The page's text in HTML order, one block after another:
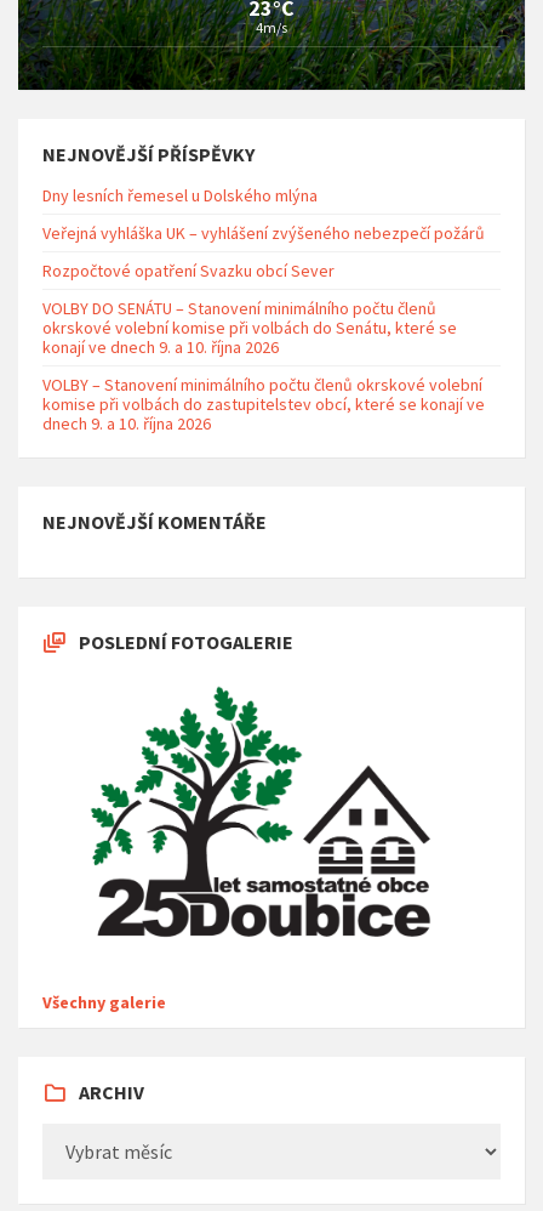
23°C
4m/s
NEJNOVĚJŠÍ PŘÍSPĚVKY
Dny lesních řemesel u Dolského mlýna
Veřejná vyhláška UK – vyhlášení zvýšeného nebezpečí požárů
Rozpočtové opatření Svazku obcí Sever
VOLBY DO SENÁTU – Stanovení minimálního počtu členů
okrskové volební komise při volbách do Senátu, které se
konají ve dnech 9. a 10. října 2026
VOLBY – Stanovení minimálního počtu členů okrskové volební
komise při volbách do zastupitelstev obcí, které se konají ve
dnech 9. a 10. října 2026
NEJNOVĚJŠÍ KOMENTÁŘE
POSLEDNÍ FOTOGALERIE
Všechny galerie
ARCHIV